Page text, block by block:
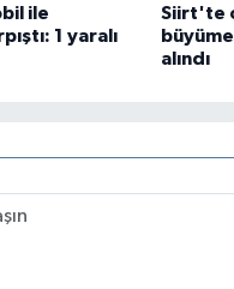
ile
1 yaralı
Siirt'te
alındı